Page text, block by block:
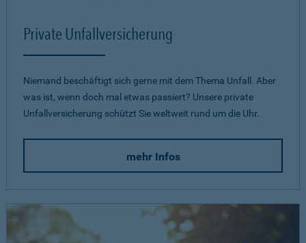
Private Unfallversicherung
Niemand beschäftigt sich gerne mit dem Thema Unfall. Aber
was ist, wenn doch mal etwas passiert? Unsere private
Unfallversicherung schützt Sie weltweit rund um die Uhr.
mehr Infos